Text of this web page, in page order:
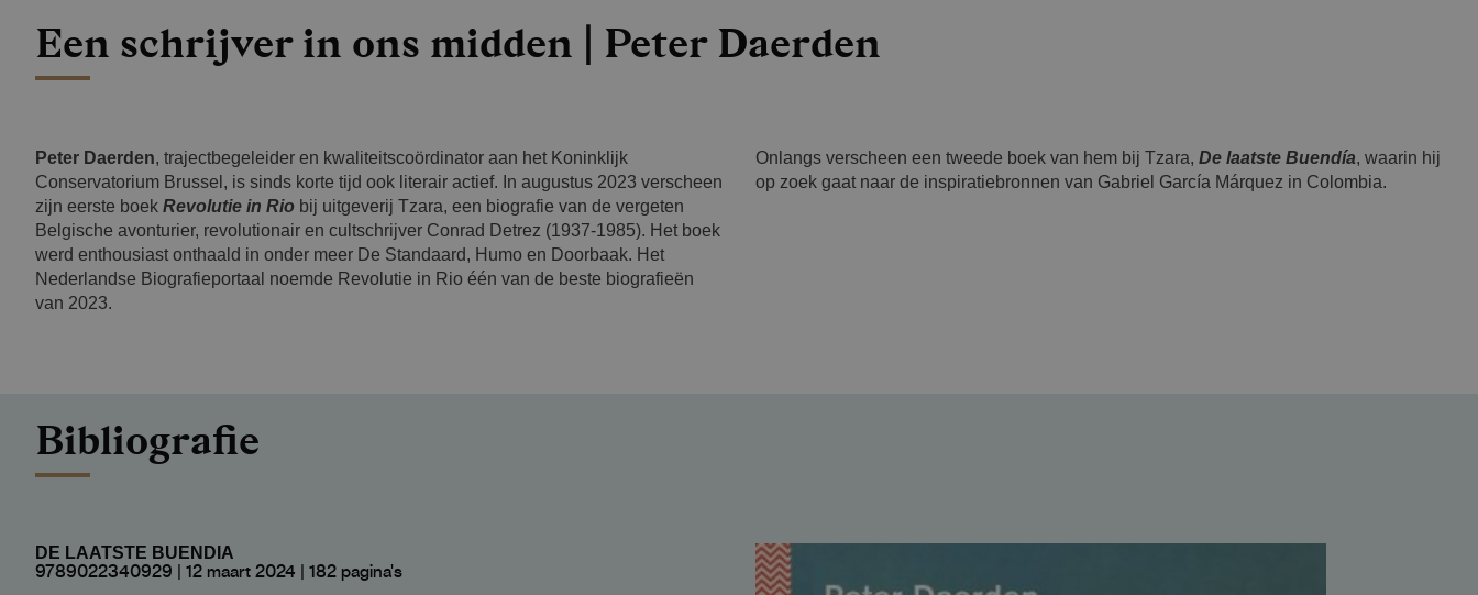
Een schrijver in ons midden | Peter Daerden
Peter Daerden, trajectbegeleider en kwaliteitscoördinator aan het Koninklijk
Conservatorium Brussel, is sinds korte tijd ook literair actief. In augustus 2023 verscheen
zijn eerste boek Revolutie in Rio bij uitgeverij Tzara, een biografie van de vergeten
Belgische avonturier, revolutionair en cultschrijver Conrad Detrez (1937-1985). Het boek
werd enthousiast onthaald in onder meer De Standaard, Humo en Doorbaak. Het
Nederlandse Biografieportaal noemde Revolutie in Rio één van de beste biografieën
van 2023.
Onlangs verscheen een tweede boek van hem bij Tzara, De laatste Buendía, waarin hij
op zoek gaat naar de inspiratiebronnen van Gabriel García Márquez in Colombia.
Bibliografie
DE LAATSTE BUENDIA
9789022340929 | 12 maart 2024 | 182 pagina's